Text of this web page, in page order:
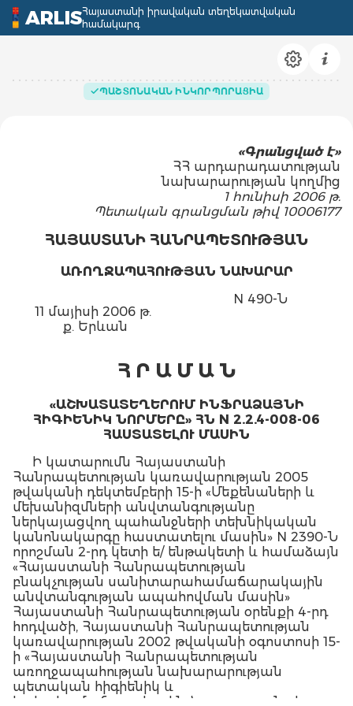
ARLISՀայաստանի իրավական տեղեկատվական
համակարգ
ՊԱՇՏՈՆԱԿԱՆ ԻՆԿՈՐՊՈՐԱՑԻԱ
«Գրանցված է»
ՀՀ արդարադատության
նախարարության կողմից
1 հունիսի 2006 թ.
Պետական գրանցման թիվ 10006177
ՀԱՅԱՍՏԱՆԻ ՀԱՆՐԱՊԵՏՈՒԹՅԱՆ
ԱՌՈՂՋԱՊԱՀՈՒԹՅԱՆ ՆԱԽԱՐԱՐ
11 մայիսի 2006 թ.
ք. Երևան
N 490-Ն
Հ Ր Ա Մ Ա Ն
«ԱՇԽԱՏԱՏԵՂԵՐՈՒՄ ԻՆՖՐԱՁԱՅՆԻ
ՀԻԳԻԵՆԻԿ ՆՈՐՄԵՐԸ» ՀՆ N 2.2.4-008-06
ՀԱՍՏԱՏԵԼՈՒ ՄԱՍԻՆ
Ի կատարումն Հայաստանի
Հանրապետության կառավարության 2005
թվականի դեկտեմբերի 15-ի «Մեքենաների և
մեխանիզմների անվտանգությանը
ներկայացվող պահանջների տեխնիկական
կանոնակարգը հաստատելու մասին» N 2390-Ն
որոշման 2-րդ կետի ե/ ենթակետի և համաձայն
«Հայաստանի Հանրապետության
բնակչության սանիտարահամաճարակային
անվտանգության ապահովման մասին»
Հայաստանի Հանրապետության օրենքի 4-րդ
հոդվածի, Հայաստանի Հանրապետության
կառավարության 2002 թվականի օգոստոսի 15-
ի «Հայաստանի Հանրապետության
առողջապահության նախարարության
պետական հիգիենիկ և
հակահամաճարակային ծառայությունը և դրա